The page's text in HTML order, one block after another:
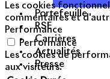
Portefeuille
RSE
Carrières
Actualités
Presse
Les cookies
commentaires et
Performance
Performance
Les cookies de
aux visiteurs.